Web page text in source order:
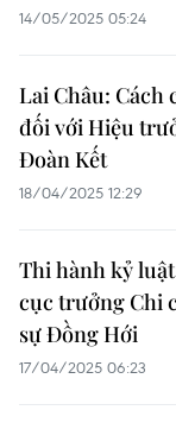
14/05/2025 05:24
Lai Châu: Cách
đối với Hiệu
Đoàn Kết
18/04/2025 12:29
Thi hành kỷ
cục trưởng Chi
sự Đồng Hới
17/04/2025 06:23